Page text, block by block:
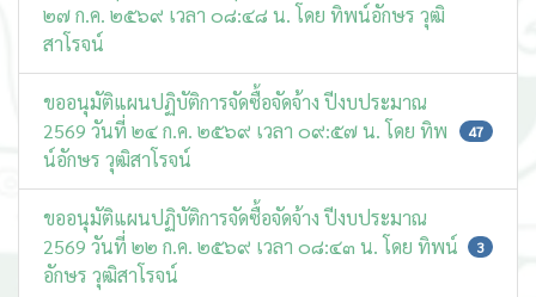
๒๗ ก.ค. ๒๕๖๙ เวลา ๐๘:๔๘ น. โดย ทิพน์อักษร วุฒิ
สาโรจน์
ขออนุมัติแผนปฏิบัติการจัดซื้อจัดจ้าง ปีงบประมาณ
2569 วันที่ ๒๔ ก.ค. ๒๕๖๙ เวลา ๐๙:๕๗ น. โดย ทิพ
น์อักษร วุฒิสาโรจน์
47
ขออนุมัติแผนปฏิบัติการจัดซื้อจัดจ้าง ปีงบประมาณ
2569 วันที่ ๒๒ ก.ค. ๒๕๖๙ เวลา ๐๘:๔๓ น. โดย ทิพน์
อักษร วุฒิสาโรจน์
3